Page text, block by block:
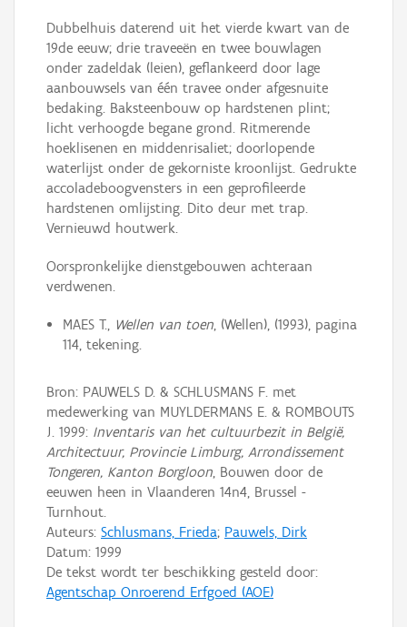
Dubbelhuis daterend uit het vierde kwart van de
19de eeuw; drie traveeën en twee bouwlagen
onder zadeldak (leien), geflankeerd door lage
aanbouwsels van één travee onder afgesnuite
bedaking. Baksteenbouw op hardstenen plint;
licht verhoogde begane grond. Ritmerende
hoeklisenen en middenrisaliet; doorlopende
waterlijst onder de gekorniste kroonlijst. Gedrukte
accoladeboogvensters in een geprofileerde
hardstenen omlijsting. Dito deur met trap.
Vernieuwd houtwerk.
Oorspronkelijke dienstgebouwen achteraan
verdwenen.
MAES T., Wellen van toen, (Wellen), (1993), pagina
114, tekening.
Bron: PAUWELS D. & SCHLUSMANS F. met
medewerking van MUYLDERMANS E. & ROMBOUTS
J. 1999: Inventaris van het cultuurbezit in België,
Architectuur, Provincie Limburg, Arrondissement
Tongeren, Kanton Borgloon, Bouwen door de
eeuwen heen in Vlaanderen 14n4, Brussel -
Turnhout.
Auteurs: Schlusmans, Frieda; Pauwels, Dirk
Datum: 1999
De tekst wordt ter beschikking gesteld door:
Agentschap Onroerend Erfgoed (AOE)